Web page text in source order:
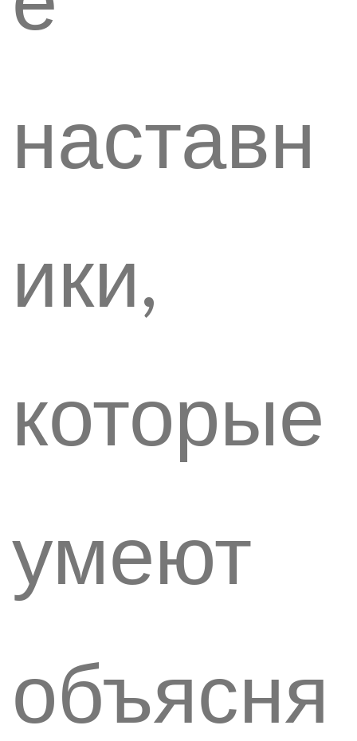
наставн
ики,
которые
умеют
объясня